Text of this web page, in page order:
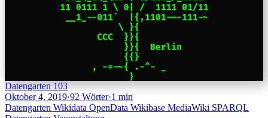
Datengarten 103
Oktober 4, 2019·92 Wörter·1 min
Datengarten Wikidata OpenData Wikibase MediaWiki SPARQL